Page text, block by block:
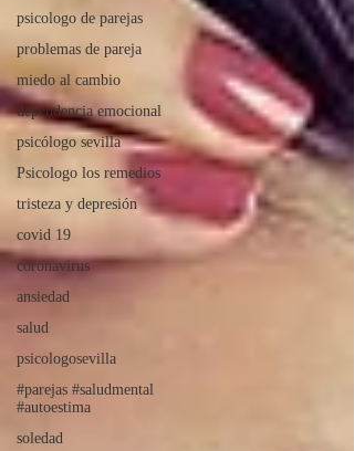
psicologo de parejas
problemas de pareja
miedo al cambio
dependencia emocional
psicólogo sevilla
Psicologo los remedios
tristeza y depresión
covid 19
coronavirus
ansiedad
salud
psicologosevilla
#parejas #saludmental
#autoestima
soledad